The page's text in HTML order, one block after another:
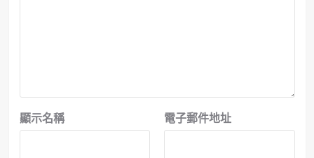
顯示名稱 電子郵件地址